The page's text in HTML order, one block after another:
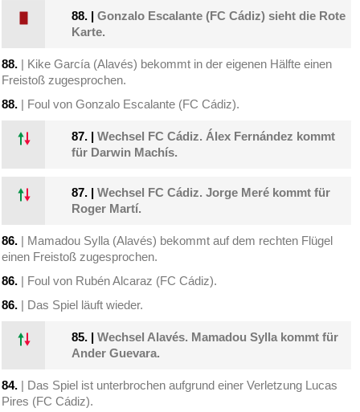
88. |Gonzalo Escalante (FC Cádiz) sieht die Rote
Karte.
88. | Kike García (Alavés) bekommt in der eigenen Hälfte einen
Freistoß zugesprochen.
88. | Foul von Gonzalo Escalante (FC Cádiz).
87. |Wechsel FC Cádiz. Álex Fernández kommt
für Darwin Machís.
87. |Wechsel FC Cádiz. Jorge Meré kommt für
Roger Martí.
86. | Mamadou Sylla (Alavés) bekommt auf dem rechten Flügel
einen Freistoß zugesprochen.
86. | Foul von Rubén Alcaraz (FC Cádiz).
86. | Das Spiel läuft wieder.
85. |Wechsel Alavés. Mamadou Sylla kommt für
Ander Guevara.
84. | Das Spiel ist unterbrochen aufgrund einer Verletzung Lucas
Pires (FC Cádiz).